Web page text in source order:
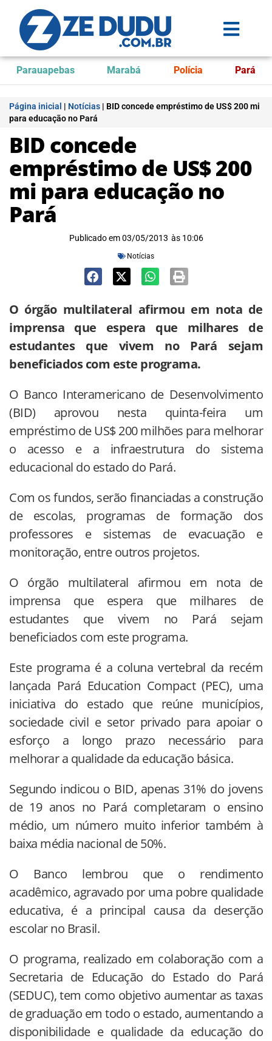
Parauapebas Marabá Polícia Pará
Página inicial | Notícias | BID concede empréstimo de US$ 200 mi
para educação no Pará
BID concede
empréstimo de US$ 200
mi para educação no
Pará
Publicado em 03/05/2013 às 10:06
Notícias
O órgão multilateral afirmou em nota de
imprensa que espera que milhares de
estudantes que vivem no Pará sejam
beneficiados com este programa.
O Banco Interamericano de Desenvolvimento
(BID) aprovou nesta quinta-feira um
empréstimo de US$ 200 milhões para melhorar
o acesso e a infraestrutura do sistema
educacional do estado do Pará.
Com os fundos, serão financiadas a construção
de escolas, programas de formação dos
professores e sistemas de evacuação e
monitoração, entre outros projetos.
O órgão multilateral afirmou em nota de
imprensa que espera que milhares de
estudantes que vivem no Pará sejam
beneficiados com este programa.
Este programa é a coluna vertebral da recém
lançada Pará Education Compact (PEC), uma
iniciativa do estado que reúne municípios,
sociedade civil e setor privado para apoiar o
esforço a longo prazo necessário para
melhorar a qualidade da educação básica.
Segundo indicou o BID, apenas 31% do jovens
de 19 anos no Pará completaram o ensino
médio, um número muito inferior também à
baixa média nacional de 50%.
O Banco lembrou que o rendimento
acadêmico, agravado por uma pobre qualidade
educativa, é a principal causa da deserção
escolar no Brasil.
O programa, realizado em colaboração com a
Secretaria de Educação do Estado do Pará
(SEDUC), tem como objetivo aumentar as taxas
de graduação em todo o estado, aumentando a
disponibilidade e qualidade da educação do